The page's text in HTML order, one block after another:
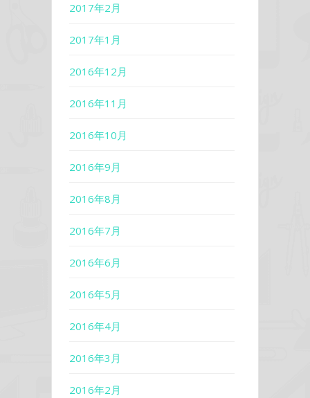
2017年2月
2017年1月
2016年12月
2016年11月
2016年10月
2016年9月
2016年8月
2016年7月
2016年6月
2016年5月
2016年4月
2016年3月
2016年2月